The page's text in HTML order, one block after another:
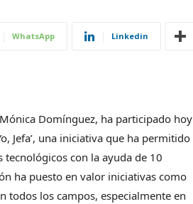
WhatsApp Linkedin
Domínguez, ha participado hoy
Jefa’, una iniciativa que ha permitido
con la ayuda de 10
ha puesto en valor iniciativas como
todos los campos, especialmente en